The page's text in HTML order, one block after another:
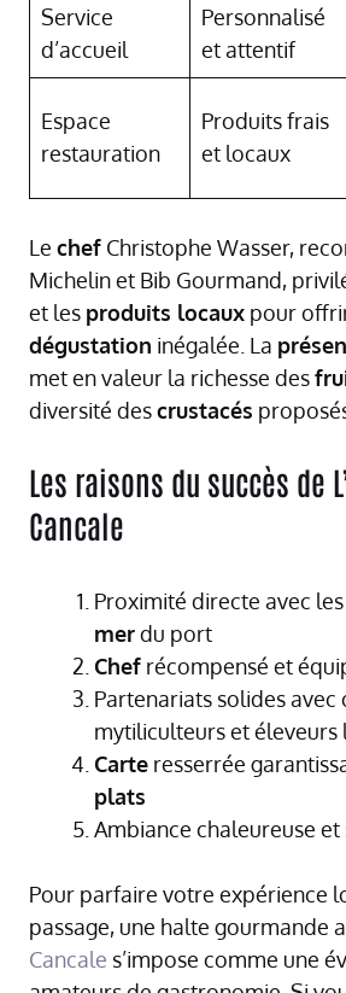
Service
d’accueil
Personnalisé
et attentif
Espace
restauration
Produits frais
et locaux
Le chef Christophe Wasser,
Michelin et Bib Gourmand,
et les produits locaux pour
dégustation inégalée. La
met en valeur la richesse des
diversité descrustacés
Les raisons du succès de
Cancale
Proximité directe avec les
merdu port
Chef récompensé et
Partenariats solides avec
mytiliculteurs et éleveurs
Carte resserrée
plats
Ambiance chaleureuse et
Pour parfaire votre expérience
passage, une halte gourmande
Cancale s’impose comme une